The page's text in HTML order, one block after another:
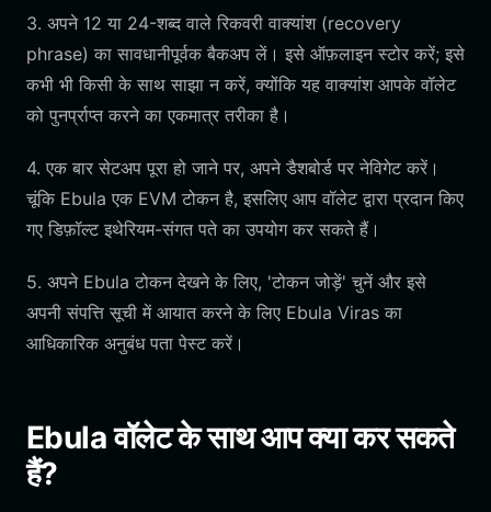
3. अपने 12 या 24-शब्द वाले रिकवरी वाक्यांश (recovery
phrase) का सावधानीपूर्वक बैकअप लें। इसे ऑफ़लाइन स्टोर करें; इसे
कभी भी किसी के साथ साझा न करें, क्योंकि यह वाक्यांश आपके वॉलेट
को पुनर्प्राप्त करने का एकमात्र तरीका है।
4. एक बार सेटअप पूरा हो जाने पर, अपने डैशबोर्ड पर नेविगेट करें।
चूंकि Ebula एक EVM टोकन है, इसलिए आप वॉलेट द्वारा प्रदान किए
गए डिफ़ॉल्ट इथेरियम-संगत पते का उपयोग कर सकते हैं।
5. अपने Ebula टोकन देखने के लिए, 'टोकन जोड़ें' चुनें और इसे
अपनी संपत्ति सूची में आयात करने के लिए Ebula Viras का
आधिकारिक अनुबंध पता पेस्ट करें।
Ebula वॉलेट के साथ आप क्या कर सकते
हैं?